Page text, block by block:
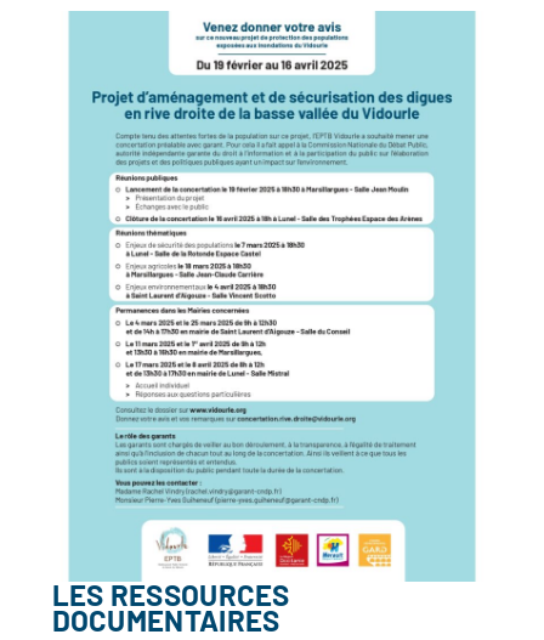
LES RESSOURCES
DOCUMENTAIRES